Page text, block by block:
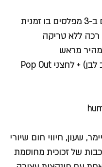
תצוגת LCD נוחה וברורה (כיתוב לבן) + לחצני Pop Out
שעון, חיווי חום שיורי